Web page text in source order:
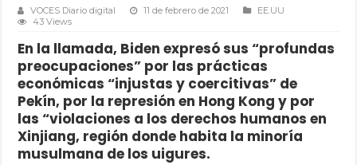
VOCES Diario digital 11 de febrero de 2021
EE.UU
43 Views
En la llamada, Biden expresó sus “profundas
preocupaciones” por las prácticas
económicas “injustas y coercitivas” de
Pekín, por la represión en Hong Kong y por
las “violaciones a los derechos humanos en
Xinjiang, región donde habita la minoría
musulmana de los uigures.